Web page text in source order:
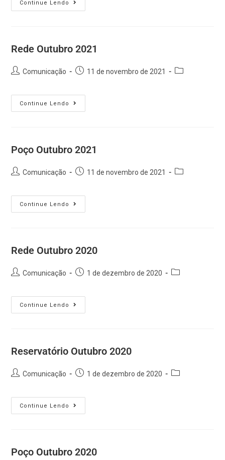
Continue Lendo
Rede Outubro 2021
Comunicação 11 de novembro de 2021
Continue Lendo
Poço Outubro 2021
Comunicação 11 de novembro de 2021
Continue Lendo
Rede Outubro 2020
Comunicação 1 de dezembro de 2020
Continue Lendo
Reservatório Outubro 2020
Comunicação 1 de dezembro de 2020
Continue Lendo
Poço Outubro 2020